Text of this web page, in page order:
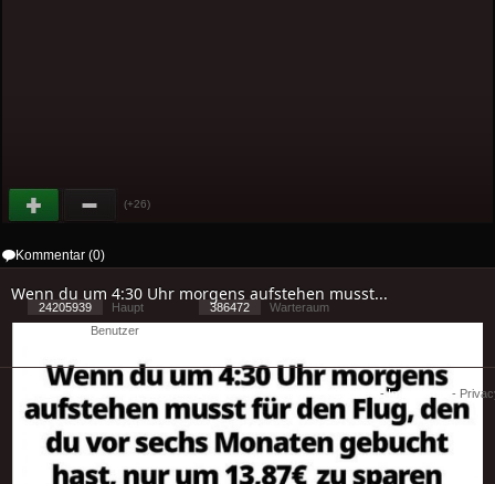
(+26)
Kommentar (0)
Wenn du um 4:30 Uhr morgens aufstehen musst...
24205939 Haupt 386472
Warteraum
Benutzer
-Impressum -